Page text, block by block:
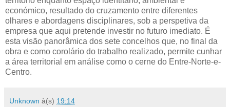
económico, resultado do cruzamento entre diferentes
olhares e abordagens disciplinares, sob a perspetiva da
empresa que aqui pretende investir no futuro imediato. É
esta visão panorâmica dos sete concelhos que, no final da
obra e como corolário do trabalho realizado, permite cunhar
a área territorial em análise como o cerne do Entre-Norte-e-
Centro.
Unknown à(s) 19:14